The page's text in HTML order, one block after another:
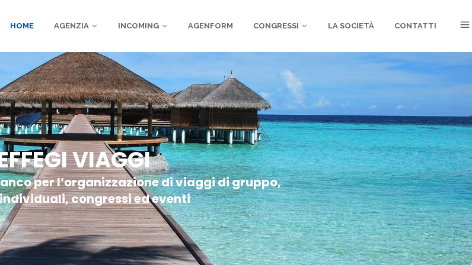
HOME AGENZIA INCOMING AGENFORM CONGRESSI LA SOCIETÀ CONTATTI
VIAGGI
per l’organizzazione di viaggi di gruppo,
congressi ed eventi